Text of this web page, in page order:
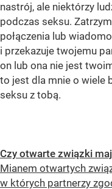
nastrój, ale niektórzy
podczas seksu.
połączenia lub
i przekazuje twojemu
on lub ona nie jest
to jest dla mnie o wiele
seksu z tobą.
Czy otwarte związki
Mianem otwartych
w których partnerzy